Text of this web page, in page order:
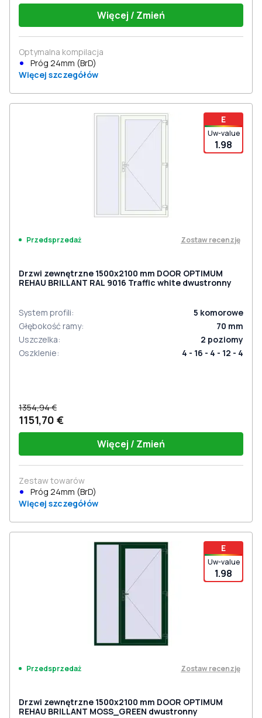
Więcej / Zmień
Optymalna kompilacja
Próg 24mm (BrD)
Więcej szczegółów
E
Uw-value
1.98
Przedsprzedaż Zostaw recenzję
Drzwi zewnętrzne 1500x2100 mm DOOR OPTIMUM
REHAU BRILLANT RAL 9016 Traffic white dwustronny
System profili: 5 komorowe
Głębokość ramy: 70 mm
Uszczelka: 2 poziomy
Oszklenie: 4 - 16 - 4 - 12 - 4
1354,94 €
1151,70 €
Więcej / Zmień
Zestaw towarów
Próg 24mm (BrD)
Więcej szczegółów
E
Uw-value
1.98
Przedsprzedaż Zostaw recenzję
Drzwi zewnętrzne 1500x2100 mm DOOR OPTIMUM
REHAU BRILLANT MOSS_GREEN dwustronny